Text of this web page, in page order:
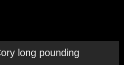
long pounding